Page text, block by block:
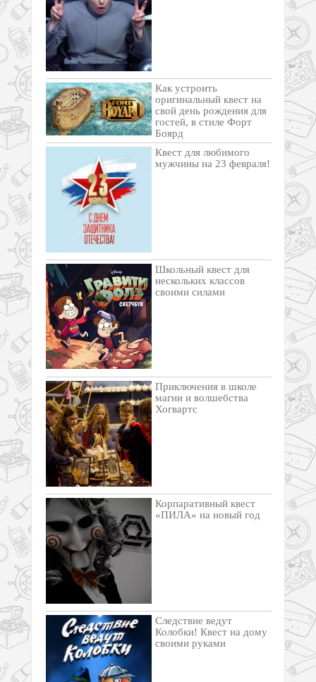
Как устроить
оригинальный квест на
свой день рождения для
гостей, в стиле Форт
Боярд
Квест для любимого
мужчины на 23 февраля!
Школьный квест для
нескольких классов
своими силами
Приключения в школе
магии и волшебства
Хогвартс
Корпаративный квест
«ПИЛА» на новый год
Следствие ведут
Колобки! Квест на дому
своими руками